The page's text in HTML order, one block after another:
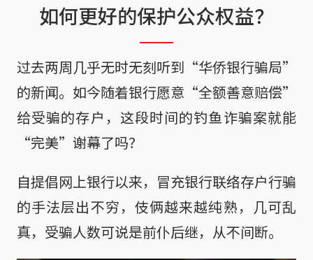
如何更好的保护公众权益？
过去两周几乎无时无刻听到“华侨银行骗局”
的新闻。如今随着银行愿意“全额善意赔偿”
给受骗的存户，这段时间的钓鱼诈骗案就能
“完美”谢幕了吗？
自提倡网上银行以来，冒充银行联络存户行骗
的手法层出不穷，伎俩越来越纯熟，几可乱
真，受骗人数可说是前仆后继，从不间断。